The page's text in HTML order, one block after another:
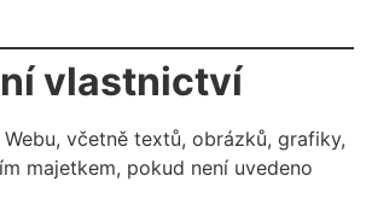
vlastnictví
včetně textů, obrázků, grafiky,
majetkem, pokud není uvedeno